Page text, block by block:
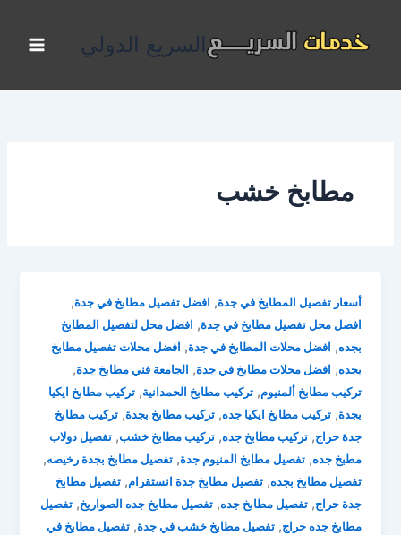
المحتوى
السريع الدولي
مطابخ خشب
أسعار تفصيل المطابخ في جدة, افضل تفصيل مطابخ في جدة,
افضل محل تفصيل مطابخ في جدة, افضل محل لتفصيل المطابخ
بجده, افضل محلات المطابخ في جدة, افضل محلات تفصيل مطابخ
بجده, افضل محلات مطابخ في جدة, الجامعة فني مطابخ جدة,
تركيب مطابخ ألمنيوم,تركيب مطابخ الحمدانية,تركيب مطابخ ايكيا
بجدة,تركيب مطابخ ايكيا جده,تركيب مطابخ بجدة,تركيب مطابخ
جدة حراج,تركيب مطابخ جده,تركيب مطابخ خشب,تفصيل دولاب
مطبخ جده,تفصيل مطابخ المنيوم جدة,تفصيل مطابخ بجدة رخيصه,
تفصيل مطابخ بجده,تفصيل مطابخ جدة انستقرام,تفصيل مطابخ
جدة حراج,تفصيل مطابخ جده,تفصيل مطابخ جده الصواريخ,تفصيل
مطابخ جده حراج,تفصيل مطابخ خشب في جدة,تفصيل مطابخ في